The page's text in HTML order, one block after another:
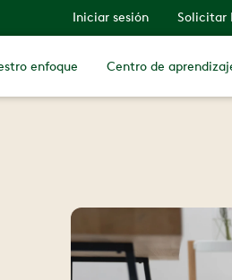
Iniciar sesión Solicitar
enfoque Centro de